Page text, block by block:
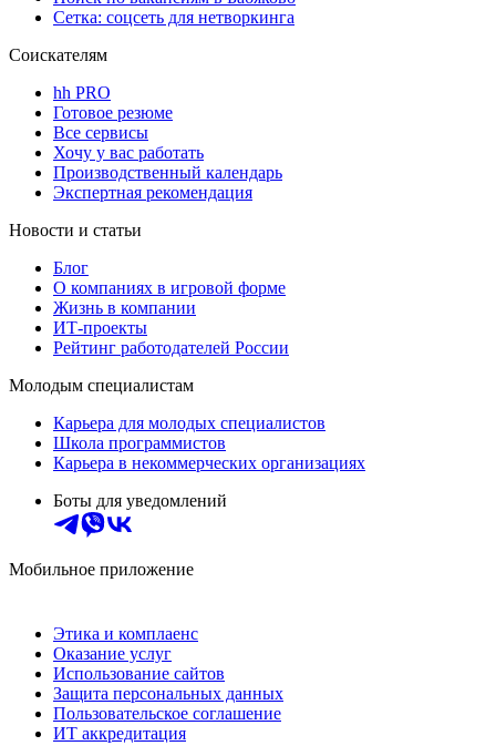
Сетка: соцсеть для нетворкинга
Соискателям
hh PRO
Готовое резюме
Все сервисы
Хочу у вас работать
Производственный календарь
Экспертная рекомендация
Новости и статьи
Блог
О компаниях в игровой форме
Жизнь в компании
ИТ-проекты
Рейтинг работодателей России
Молодым специалистам
Карьера для молодых специалистов
Школа программистов
Карьера в некоммерческих организациях
Боты для уведомлений
Мобильное приложение
Этика и комплаенс
Оказание услуг
Использование сайтов
Защита персональных данных
Пользовательское соглашение
ИТ аккредитация